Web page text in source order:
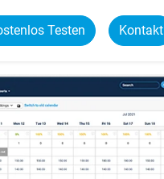
Testen Kontakt